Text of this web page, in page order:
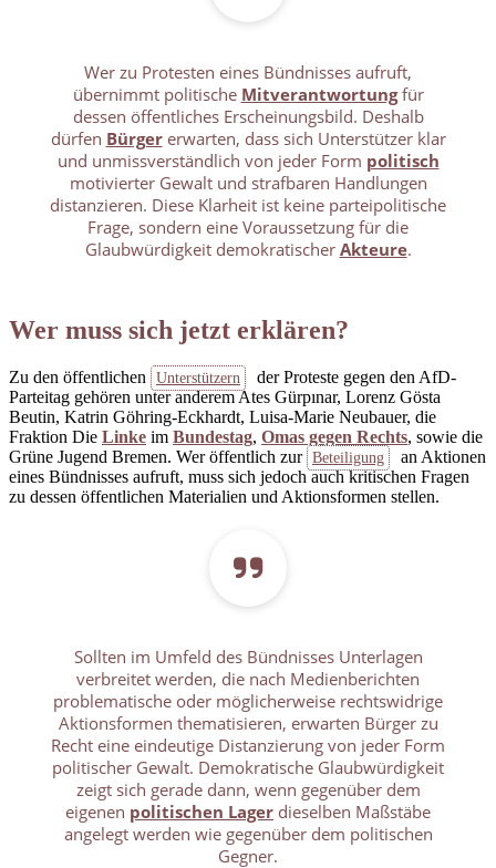
Wer zu Protesten eines Bündnisses aufruft,
übernimmt politische Mitverantwortungfür
dessen öffentliches Erscheinungsbild. Deshalb
dürfen Bürgererwarten, dass sich Unterstützer klar
und unmissverständlich von jeder Form politisch
motivierter Gewalt und strafbaren Handlungen
distanzieren. Diese Klarheit ist keine parteipolitische
Frage, sondern eine Voraussetzung für die
Glaubwürdigkeit demokratischer Akteure.
Wer muss sich jetzt erklären?
Zu den öffentlichen Unterstützern
der Proteste gegen den AfD-
Parteitag gehören unter anderem Ates Gürpınar, Lorenz Gösta
Beutin, Katrin Göhring-Eckhardt, Luisa-Marie Neubauer, die
Fraktion Die Linke im Bundestag, Omas gegen Rechts, sowie die
Grüne Jugend Bremen. Wer öffentlich zur Beteiligung
an Aktionen
eines Bündnisses aufruft, muss sich jedoch auch kritischen Fragen
zu dessen öffentlichen Materialien und Aktionsformen stellen.
Sollten im Umfeld des Bündnisses Unterlagen
verbreitet werden, die nach Medienberichten
problematische oder möglicherweise rechtswidrige
Aktionsformen thematisieren, erwarten Bürger zu
Recht eine eindeutige Distanzierung von jeder Form
politischer Gewalt. Demokratische Glaubwürdigkeit
zeigt sich gerade dann, wenn gegenüber dem
eigenen politischen Lager dieselben Maßstäbe
angelegt werden wie gegenüber dem politischen
Gegner.